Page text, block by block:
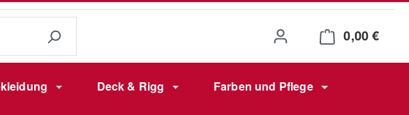
0,00 €
Deck & Rigg Farben und Pflege